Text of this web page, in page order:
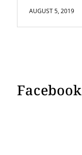
AUGUST 5, 2019
Facebook